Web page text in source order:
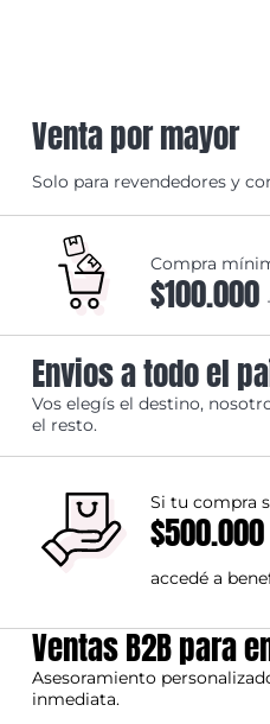
Venta por mayor
Solo para revendedores y
Compra
$100.000
Envios a todo el
Vos elegís el destino,
el resto.
Si tu compra
$500.000
accedé a
Ventas B2B para
Asesoramiento
inmediata.